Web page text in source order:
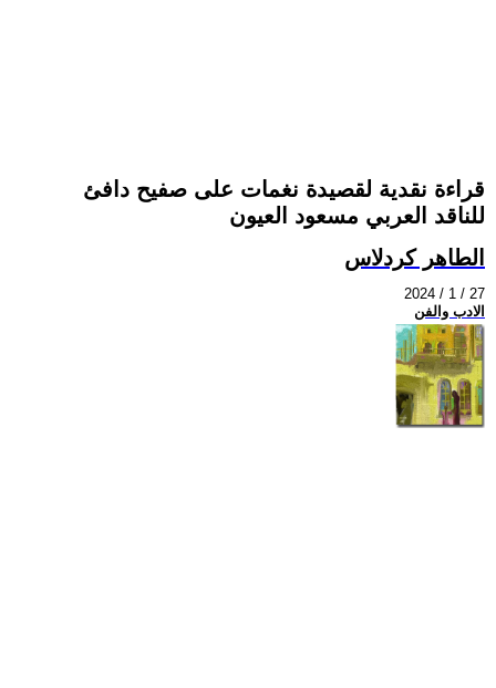
قراءة نقدية لقصيدة نغمات على صفيح دافئ
للناقد العربي مسعود العيون
الطاهر كردلاس
2024 / 1 / 27
الادب والفن